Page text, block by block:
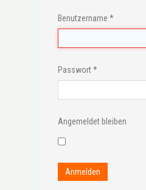
Benutzername *
Passwort*
Angemeldet bleiben
Anmelden